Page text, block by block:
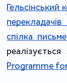
Гельсінський
спілка
Programme